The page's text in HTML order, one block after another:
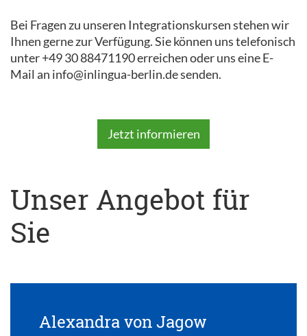
Bei Fragen zu unseren Integrationskursen stehen wir
Ihnen gerne zur Verfügung. Sie können uns telefonisch
unter +49 30 88471190 erreichen oder uns eine E-
Mail an info@inlingua-berlin.de senden.
Jetzt informieren
Unser Angebot für
Sie
Alexandra von Jagow